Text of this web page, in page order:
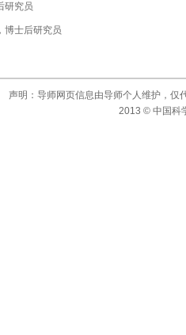
研究员
博士后研究员
声明：导师网页信息由导师个人维护，仅
2013 © 中国科